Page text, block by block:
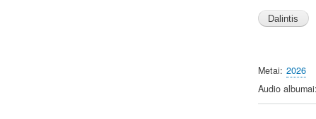
Metai 2026
Audio albumai